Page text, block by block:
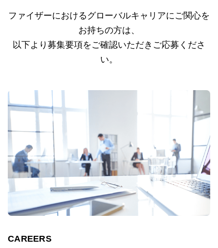
ファイザーにおけるグローバルキャリアにご関心を
お持ちの方は、
以下より募集要項をご確認いただきご応募くださ
い。
CAREERS